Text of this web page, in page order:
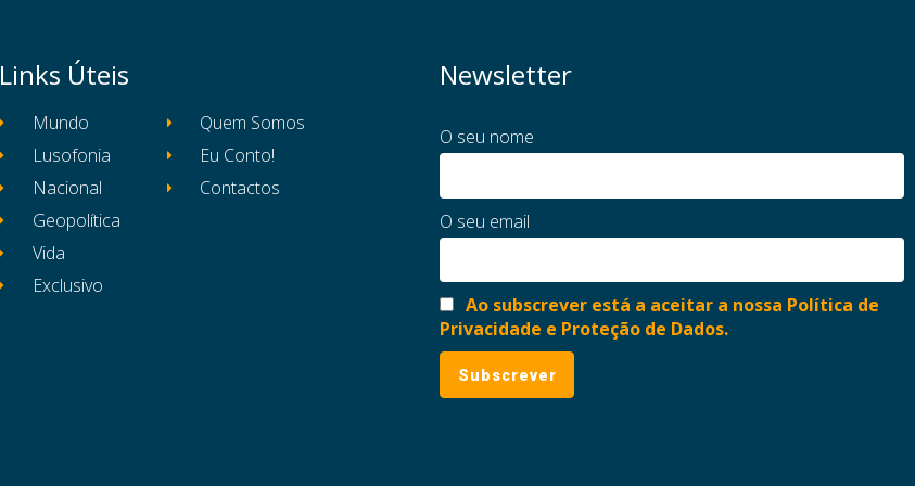
Links Úteis
Mundo
Lusofonia
Nacional
Geopolítica
Vida
Exclusivo
Quem Somos
Eu Conto!
Contactos
Newsletter
O seu nome
O seu email
Ao subscrever está a aceitar a nossa Política de
Privacidade e Proteção de Dados.